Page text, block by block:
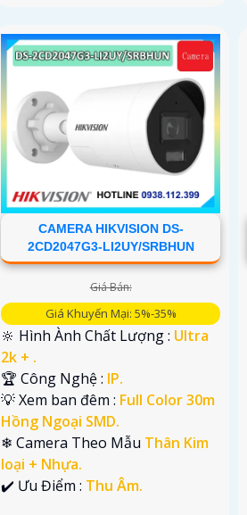
CAMERA HIKVISION DS-
2CD2047G3-LI2UY/SRBHUN
Giá Bán:
Giá Khuyến Mại: 5%-35%
🔆 Hình Ành Chất Lượng : Ultra
2k + .
🏆 Công Nghệ : IP.
💡 Xem ban đêm : Full Color 30m
Hồng Ngoại SMD.
❄ Camera Theo Mẫu Thân Kim
loại + Nhựa.
️✔️ Ưu Điểm : Thu Âm.